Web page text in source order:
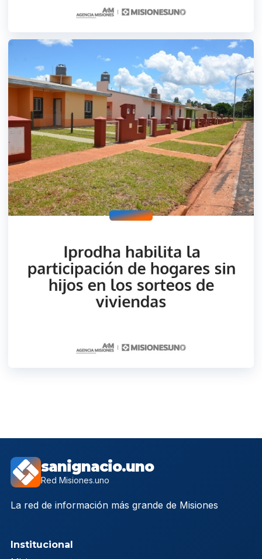
sanignacio.uno
Red Misiones.uno
La red de información más grande de Misiones
Institucional